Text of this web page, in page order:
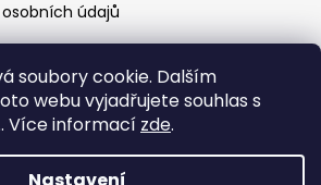
soubory cookie. Dalším
webu vyjadřujete souhlas s
Více informací zde.
a já se pomalu vracím k
údajů
platby